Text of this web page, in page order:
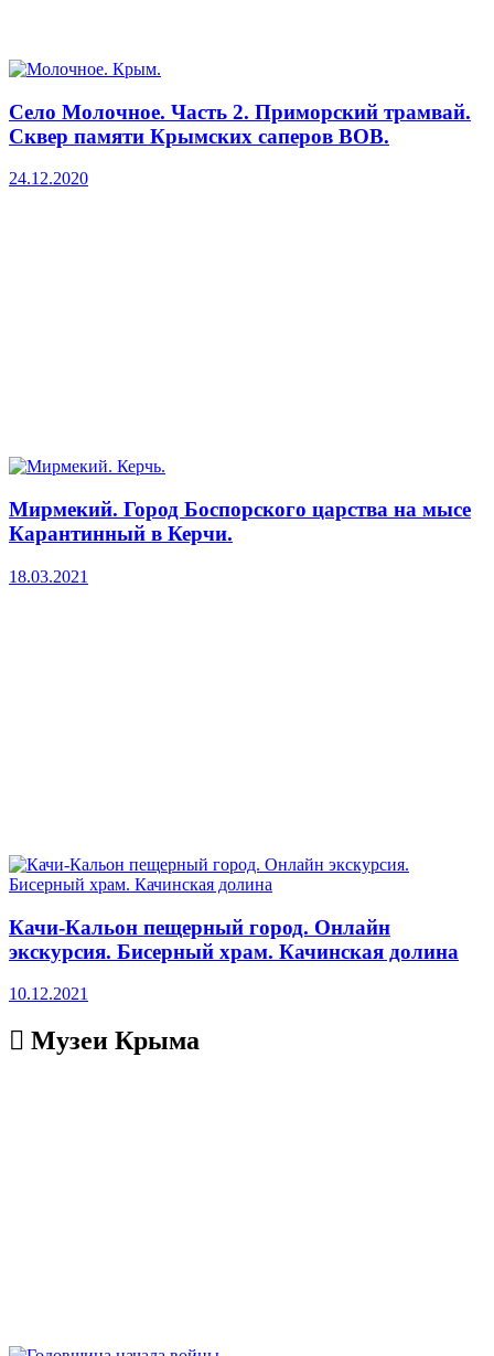
Село Молочное. Часть 2. Приморский трамвай.
Сквер памяти Крымских саперов ВОВ.
24.12.2020
Мирмекий. Город Боспорского царства на мысе
Карантинный в Керчи.
18.03.2021
Качи-Кальон пещерный город. Онлайн
экскурсия. Бисерный храм. Качинская долина
10.12.2021
Музеи Крыма